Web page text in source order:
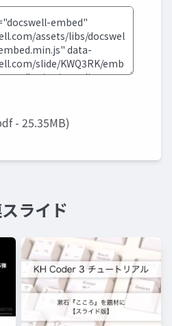
- 25.35MB)
ライド